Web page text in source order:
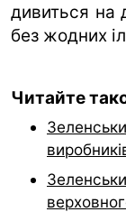
дивиться на
без жодних
Читайте